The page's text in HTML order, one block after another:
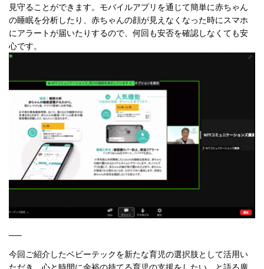
見守ることができます。モバイルアプリを通じて簡単に赤ちゃん
の睡眠を分析したり、赤ちゃんの顔が見えなくなった時にスマホ
にアラートが届いたりするので、何回も安否を確認しなくても安
心です。
—–
今回ご紹介したベビーテックを新たな育児の選択肢として活用い